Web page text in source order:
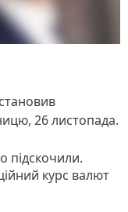
26 листопада.
підскочили.
курс валют